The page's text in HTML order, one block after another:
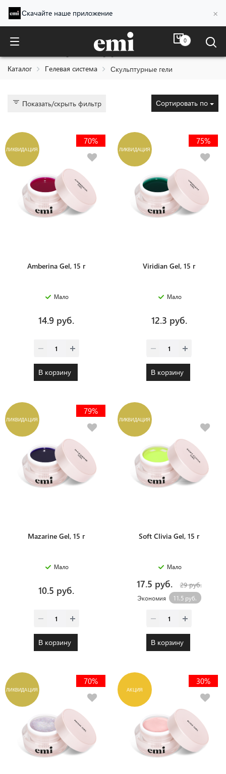
Скачайте наше приложение ×
0
Скульптурные гели
Каталог Гелевая система Скульптурные гели
Показать/скрыть фильтр Сортировать по
ЛИКВИДАЦИЯ
70%
Amberina Gel, 15 г
Мало
14.9 руб.
В корзину
ЛИКВИДАЦИЯ
75%
Viridian Gel, 15 г
Мало
12.3 руб.
В корзину
ЛИКВИДАЦИЯ
79%
Mazarine Gel, 15 г
Мало
10.5 руб.
В корзину
ЛИКВИДАЦИЯ
Soft Clivia Gel, 15 г
Мало
17.5 руб. 29 руб.
Экономия 11.5 руб.
В корзину
ЛИКВИДАЦИЯ
70%
АКЦИЯ
30%